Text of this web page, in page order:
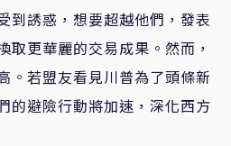
到誘惑，想要超越他們，發表
取更華麗的交易成果。然而，
。若盟友看見川普為了頭條新
的避險行動將加速，深化西方